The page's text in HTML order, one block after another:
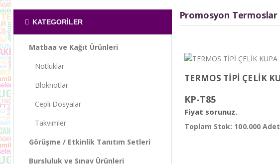
KATEGORILER
Matbaa ve Kağıt Ürünleri
Notluklar
Bloknotlar
Cepli Dosyalar
Takvimler
Görüşme / Etkinlik Tanıtım Setleri
Bursluluk ve Sınav Ürünleri
Promosyon Termoslar
KP-T85
Fiyat sorunuz.
Toplam Stok: 100.000 Adet